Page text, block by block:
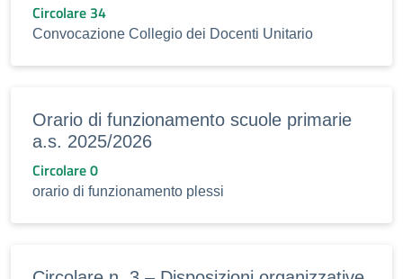
Circolare 34
Convocazione Collegio dei Docenti Unitario
Orario di funzionamento scuole primarie
a.s. 2025/2026
Circolare 0
orario di funzionamento plessi